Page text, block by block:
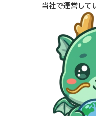
当社で運営して